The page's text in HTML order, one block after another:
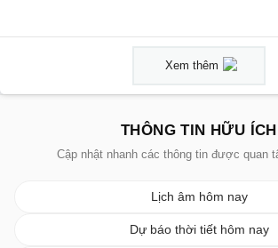
Xem thêm
THÔNG TIN HỮU ÍCH
Cập nhật nhanh các thông tin được quan
Lịch âm hôm nay
Dự báo thời tiết hôm nay